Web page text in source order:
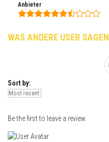
Anbieter
WAS ANDERE USER SAGEN
Sort by:
Be the first to leave a review.